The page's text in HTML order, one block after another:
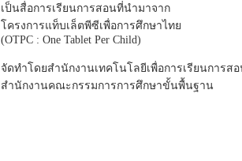
เป็นสื่อการเรียนการสอนที่นำมาจาก
โครงการแท็บเล็ตพีซีเพื่อการศึกษาไทย
(OTPC : One Tablet Per Child)
จัดทำโดยสำนักงานเทคโนโลยีเพื่อการเรียนการส
สำนักงานคณะกรรมการการศึกษาขั้นพื้นฐาน